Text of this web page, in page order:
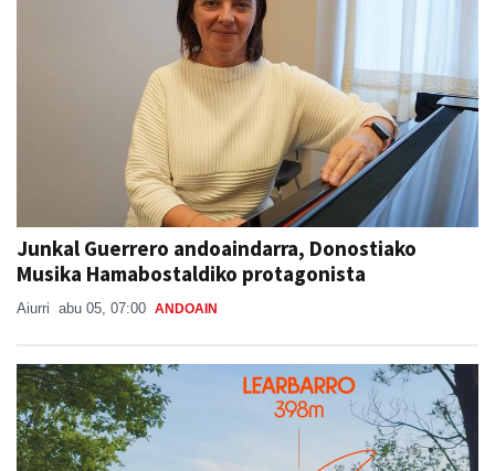
Junkal Guerrero andoaindarra, Donostiako
Musika Hamabostaldiko protagonista
Aiurri abu 05, 07:00 ANDOAIN